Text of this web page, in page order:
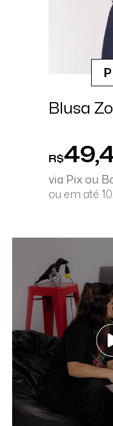
P
Blusa
R$
via Pix ou
ou em até